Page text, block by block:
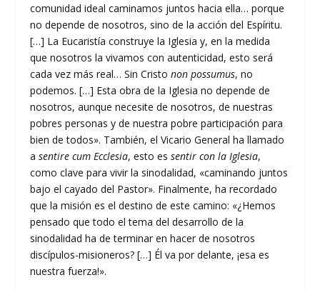
comunidad ideal caminamos juntos hacia ella… porque
no depende de nosotros, sino de la acción del Espíritu.
[…] La Eucaristía construye la Iglesia y, en la medida
que nosotros la vivamos con autenticidad, esto será
cada vez más real… Sin Cristonon possumus, no
podemos. […] Esta obra de la Iglesia no depende de
nosotros, aunque necesite de nosotros, de nuestras
pobres personas y de nuestra pobre participación para
bien de todos». También, el Vicario General ha llamado
asentire cum Ecclesia, esto essentir con la Iglesia,
como clave para vivir la sinodalidad, «caminando juntos
bajo el cayado del Pastor». Finalmente, ha recordado
que la misión es el destino de este camino: «¿Hemos
pensado que todo el tema del desarrollo de la
sinodalidad ha de terminar en hacer de nosotros
discípulos-misioneros? […] Él va por delante, ¡esa es
nuestra fuerza!».